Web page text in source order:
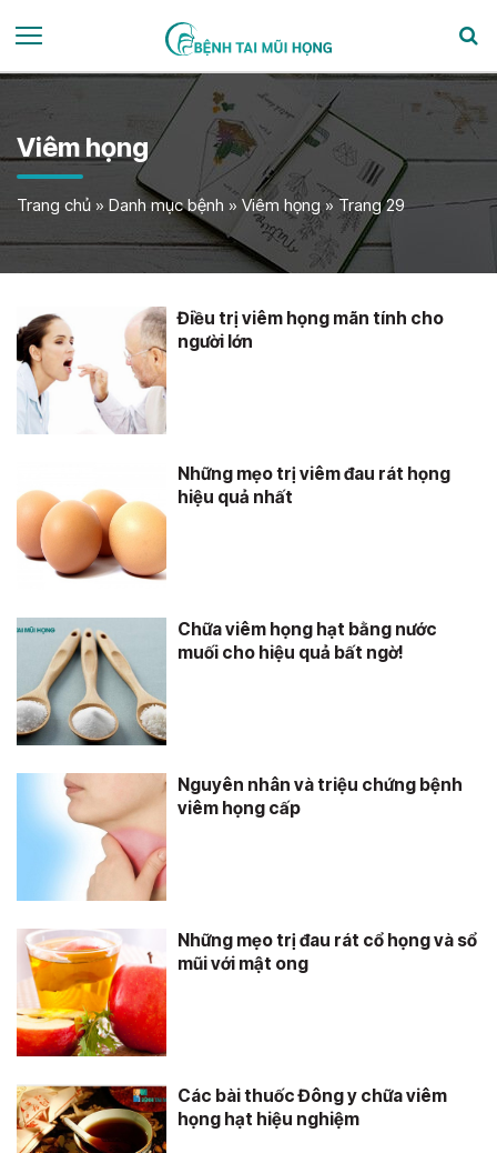
Viêm họng
Trang chủ » Danh mục bệnh » Viêm họng» Trang 29
Điều trị viêm họng mãn tính cho
người lớn
Những mẹo trị viêm đau rát họng
hiệu quả nhất
Chữa viêm họng hạt bằng nước
muối cho hiệu quả bất ngờ!
Nguyên nhân và triệu chứng bệnh
viêm họng cấp
Những mẹo trị đau rát cổ họng và sổ
mũi với mật ong
Các bài thuốc Đông y chữa viêm
họng hạt hiệu nghiệm